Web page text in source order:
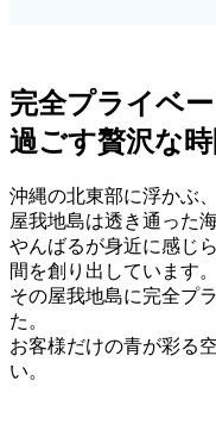
完全プライベ
過ごす贅沢な時
沖縄の北東部に浮かぶ
屋我地島は透き通った
やんばるが身近に感じ
間を創り出しています。
その屋我地島に完全プ
た。
お客様だけの青が彩る
い。